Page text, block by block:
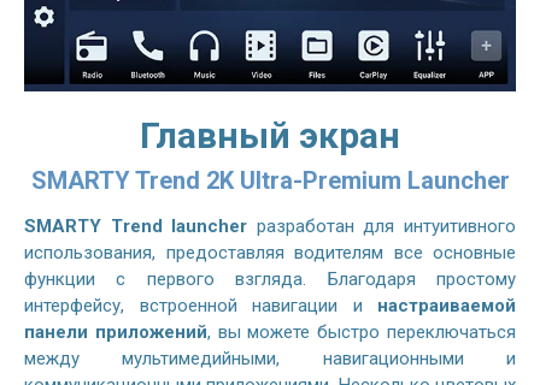
Главный экран
SMARTY Trend 2K Ultra-Premium Launcher
SMARTY Trend launcher разработан для интуитивного
использования, предоставляя водителям все основные
функции с первого взгляда. Благодаря простому
интерфейсу, встроенной навигации и настраиваемой
панели приложений, вы можете быстро переключаться
между мультимедийными, навигационными и